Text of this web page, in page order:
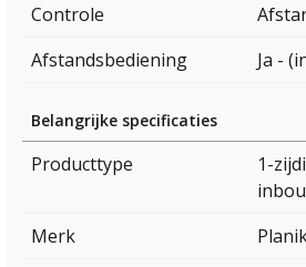
Controle
Afstandsbediening
Ja -
Belangrijke specificaties
Producttype
1-
Merk